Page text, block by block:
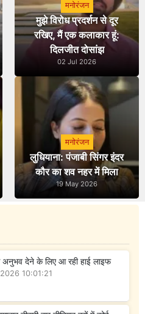
मनोरंजन
मुझे विरोध प्रदर्शन से दूर
रखिए, मैं एक कलाकार हूं:
दिलजीत दोसांझ
02 Jul 2026
मनोरंजन
लुधियाना: पंजाबी सिंगर इंदर
कौर का शव नहर में मिला
19 May 2026
अनुभव देने के लिए आ रही हाई लाइफ
10:01:21